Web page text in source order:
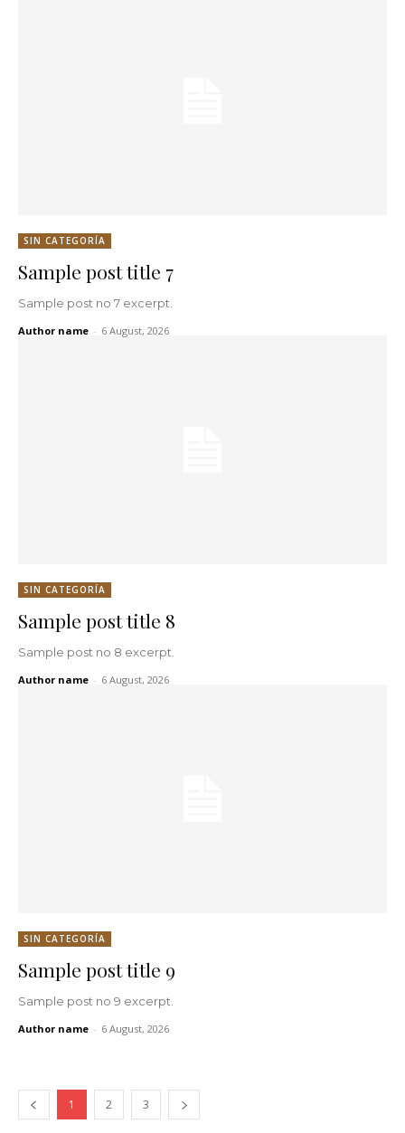
SIN CATEGORÍA
Sample post title 7
Sample post no 7 excerpt.
Author name - 6 August, 2026
SIN CATEGORÍA
Sample post title 8
Sample post no 8 excerpt.
Author name - 6 August, 2026
SIN CATEGORÍA
Sample post title 9
Sample post no 9 excerpt.
Author name - 6 August, 2026
1 2 3